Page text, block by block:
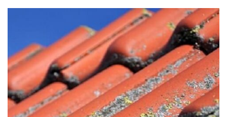
em
tentar
colocar
seus
móveis
para